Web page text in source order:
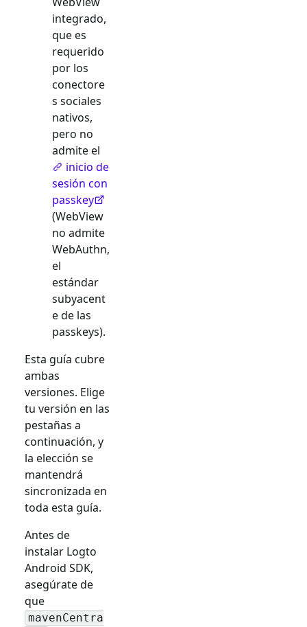
integrado,
que es
requerido
por los
conectore
s sociales
nativos,
pero no
admite el
inicio de
sesión con
passkey
(WebView
no admite
WebAuthn,
el
estándar
subyacent
e de las
passkeys).
Esta guía cubre
ambas
versiones. Elige
tu versión en las
pestañas a
continuación, y
la elección se
mantendrá
sincronizada en
toda esta guía.
Antes de
instalar Logto
Android SDK,
asegúrate de
que
mavenCentra